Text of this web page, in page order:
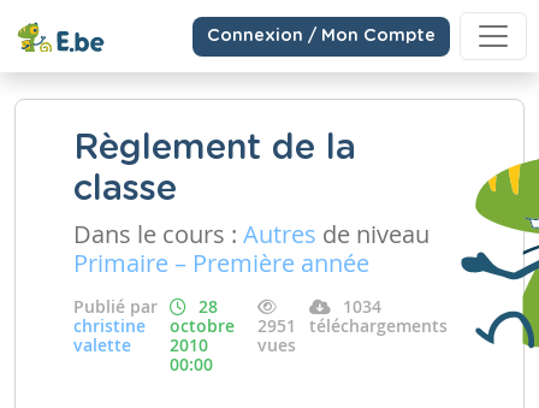
Connexion / Mon Compte
Règlement de la
classe
Dans le cours : Autres de niveau
Primaire – Première année
Publié par
christine
valette
28
octobre
2010
00:00
2951
vues
1034
téléchargements